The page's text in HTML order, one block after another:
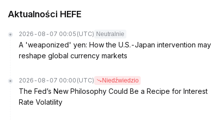
Aktualności HEFE
2026-08-07 00:05 (UTC) Neutralnie
A 'weaponized' yen: How the U.S.-Japan intervention may
reshape global currency markets
2026-08-07 00:00 (UTC) Niedźwiedzio
The Fed’s New Philosophy Could Be a Recipe for Interest
Rate Volatility